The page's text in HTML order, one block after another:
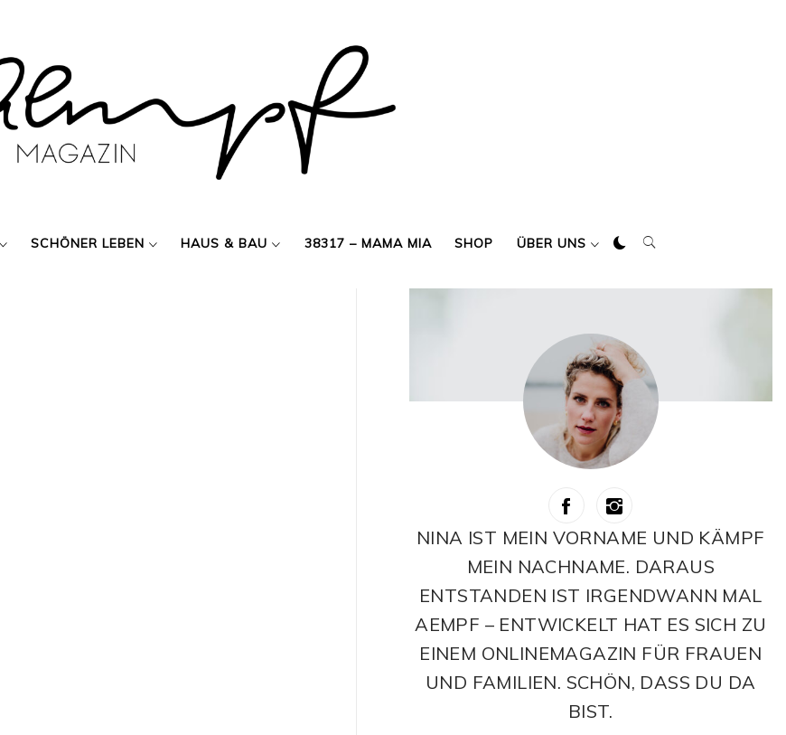
SCHÖNER LEBEN HAUS & BAU 38317 – MAMA MIA SHOP ÜBER UNS
NINA IST MEIN VORNAME UND KÄMPF
MEIN NACHNAME. DARAUS
ENTSTANDEN IST IRGENDWANN MAL
AEMPF – ENTWICKELT HAT ES SICH ZU
EINEM ONLINEMAGAZIN FÜR FRAUEN
UND FAMILIEN. SCHÖN, DASS DU DA
BIST.